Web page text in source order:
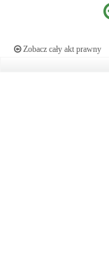
Zobacz cały akt prawny